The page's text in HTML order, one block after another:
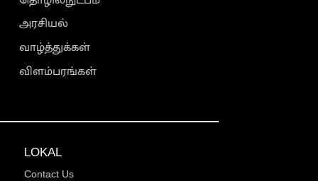
அரசியல்
வாழ்த்துக்கள்
விளம்பரங்கள்
LOKAL
Contact Us